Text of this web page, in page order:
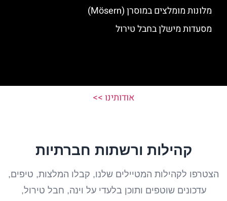
מלונות מומלצים במוסרן (Mösern)
מסעדות מישלן בחבל טירול
אודותינו >>
קהילות ורשתות חברתיות
הצטרפו לקהילות המטיילים שלנו, קבלו המלצות, טיפים,
עדכונים שוטפים ותוכן בלעדי על וינה, חבל טירול,